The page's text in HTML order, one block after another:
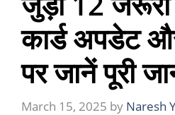
कार्ड अपडेट
पर जानें पूरी
March 15, 2025 by Naresh